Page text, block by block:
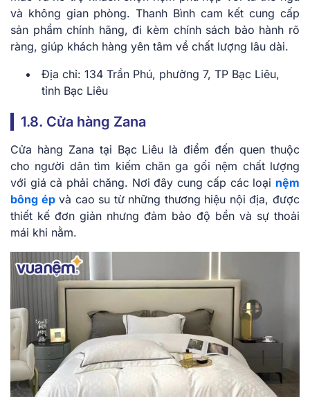
và không gian phòng. Thanh Bình cam kết cung cấp
sản phẩm chính hãng, đi kèm chính sách bảo hành rõ
ràng, giúp khách hàng yên tâm về chất lượng lâu dài.
Địa chỉ: 134 Trần Phú, phường 7, TP Bạc Liêu,
tỉnh Bạc Liêu
1.8. Cửa hàng Zana
Cửa hàng Zana tại Bạc Liêu là điểm đến quen thuộc
cho người dân tìm kiếm chăn ga gối nệm chất lượng
với giá cả phải chăng. Nơi đây cung cấp các loại nệm
bông épvà cao su từ những thương hiệu nội địa, được
thiết kế đơn giản nhưng đảm bảo độ bền và sự thoải
mái khi nằm.